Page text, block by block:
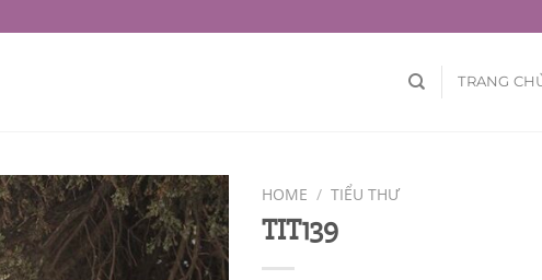
TRANG
HOME / TIỂU THƯ
TIT139